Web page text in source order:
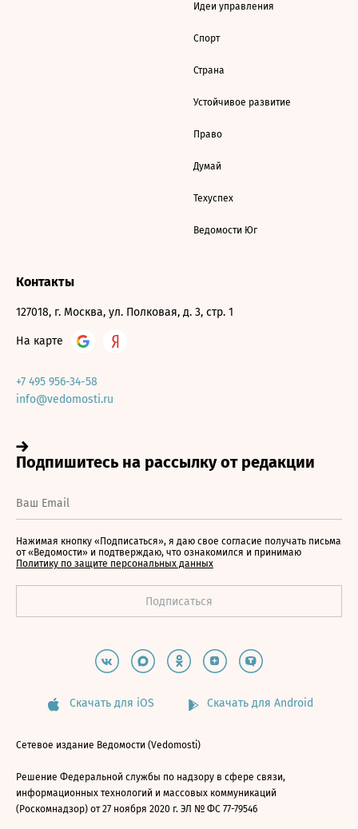
Идеи управления
Спорт
Страна
Устойчивое развитие
Право
Думай
Техуспех
Ведомости Юг
Контакты
127018, г. Москва, ул. Полковая, д. 3, стр. 1
На карте
+7 495 956-34-58
info@vedomosti.ru
Нажимая кнопку «Подписаться», я даю свое согласие получать письма
от «Ведомости» и подтверждаю, что ознакомился и принимаю
Политику по защите персональных данных
Скачать для iOS Скачать для Android
Сетевое издание Ведомости (Vedomosti)
Решение Федеральной службы по надзору в сфере связи,
информационных технологий и массовых коммуникаций
(Роскомнадзор) от 27 ноября 2020 г. ЭЛ № ФС 77-79546